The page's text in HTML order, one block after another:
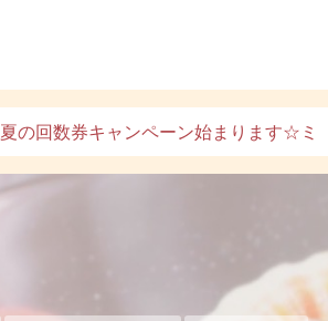
夏の回数券キャンペーン始まります☆ミ